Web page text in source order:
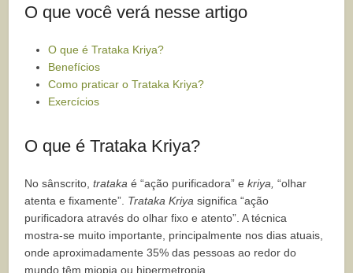
O que você verá nesse artigo
O que é Trataka Kriya?
Benefícios
Como praticar o Trataka Kriya?
Exercícios
O que é Trataka Kriya?
No sânscrito,tratakaé “ação purificadora” ekriya,“olhar
atenta e fixamente”. Trataka Kriyasignifica “ação
purificadora através do olhar fixo e atento”. A técnica
mostra-se muito importante, principalmente nos dias atuais,
onde aproximadamente 35% das pessoas ao redor do
mundo têm miopia ou hipermetropia.